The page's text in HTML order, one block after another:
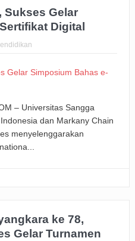
Sukses Gelar
Digital
– Universitas Sangga
dan Markany Chain
menyelenggarakan
ke 78,
Gelar Turnamen